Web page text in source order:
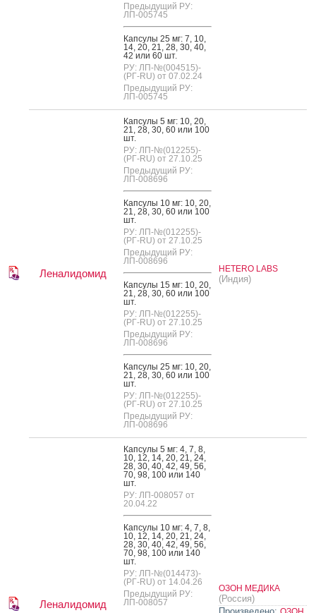
Предыдущий РУ:
ЛП-005745
Кап­су­лы 25 мг: 7, 10,
14, 20, 21, 28, 30, 40,
42 или 60 шт.
РУ: ЛП-№(004515)-
(РГ-RU) от 07.02.24
Предыдущий РУ:
ЛП-005745
Леналидомид
Кап­су­лы 5 мг: 10, 20,
21, 28, 30, 60 или 100
шт.
РУ: ЛП-№(012255)-
(РГ-RU) от 27.10.25
Предыдущий РУ:
ЛП-008696
Кап­су­лы 10 мг: 10, 20,
21, 28, 30, 60 или 100
шт.
РУ: ЛП-№(012255)-
(РГ-RU) от 27.10.25
Предыдущий РУ:
ЛП-008696
Кап­су­лы 15 мг: 10, 20,
21, 28, 30, 60 или 100
шт.
РУ: ЛП-№(012255)-
(РГ-RU) от 27.10.25
Предыдущий РУ:
ЛП-008696
Кап­су­лы 25 мг: 10, 20,
21, 28, 30, 60 или 100
шт.
РУ: ЛП-№(012255)-
(РГ-RU) от 27.10.25
Предыдущий РУ:
ЛП-008696
HETERO LABS
(Индия)
Леналидомид
Кап­су­лы 5 мг: 4, 7, 8,
10, 12, 14, 20, 21, 24,
28, 30, 40, 42, 49, 56,
70, 98, 100 или 140
шт.
РУ: ЛП-008057 от
20.04.22
Кап­су­лы 10 мг: 4, 7, 8,
10, 12, 14, 20, 21, 24,
28, 30, 40, 42, 49, 56,
70, 98, 100 или 140
шт.
РУ: ЛП-№(014473)-
(РГ-RU) от 14.04.26
Предыдущий РУ:
ЛП-008057
ОЗОН МЕДИКА
(Россия)